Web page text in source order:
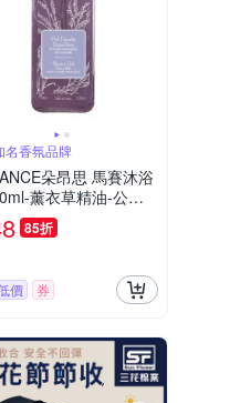
名香氛品牌
朵昂思 馬賽沐浴
薰衣草精油-公司
85折
價 券